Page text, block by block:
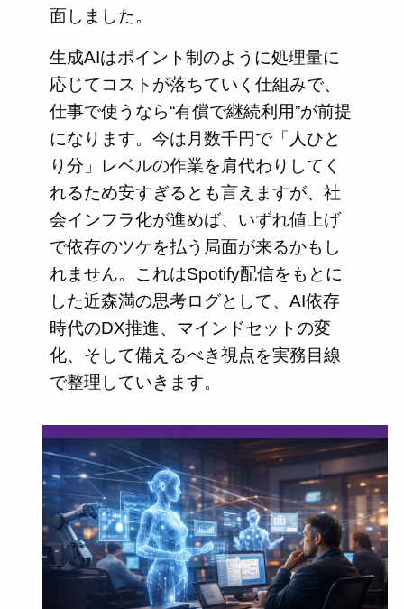
面しました。
生成AIはポイント制のように処理量に
応じてコストが落ちていく仕組みで、
仕事で使うなら“有償で継続利用”が前提
になります。今は月数千円で「人ひと
り分」レベルの作業を肩代わりしてく
れるため安すぎるとも言えますが、社
会インフラ化が進めば、いずれ値上げ
で依存のツケを払う局面が来るかもし
れません。これはSpotify配信をもとに
した近森満の思考ログとして、AI依存
時代のDX推進、マインドセットの変
化、そして備えるべき視点を実務目線
で整理していきます。